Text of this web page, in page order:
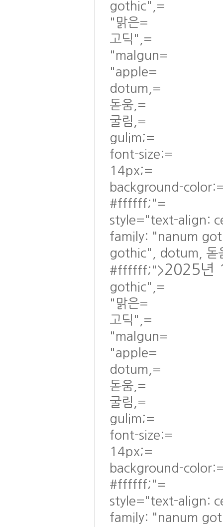
gothic",=
"맑은=
고딕",=
"malgun=
"apple=
dotum,=
돋움,=
굴림,=
gulim;=
font-size:=
14px;=
background-
#ffffff;"=
style="text-align:
family: "nanum
gothic", dotum, 돋
#ffffff;">2025년
gothic",=
"맑은=
고딕",=
"malgun=
"apple=
dotum,=
돋움,=
굴림,=
gulim;=
font-size:=
14px;=
background-
#ffffff;"=
style="text-align:
family: "nanum